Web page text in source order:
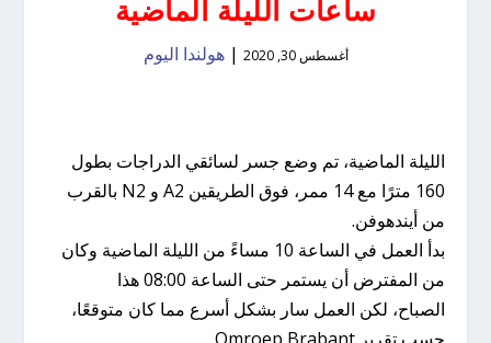
ساعات الليلة الماضية
أغسطس 30, 2020 |هولندا اليوم
الليلة الماضية، تم وضع جسر لسائقي الدراجات بطول
160 مترًا مع 14 ممر، فوق الطريقين A2 و N2 بالقرب
من أيندهوفن.
بدأ العمل في الساعة 10 مساءً من الليلة الماضية وكان
من المفترض أن يستمر حتى الساعة 08:00 هذا
الصباح، لكن العمل سار بشكل أسرع مما كان متوقعًا،